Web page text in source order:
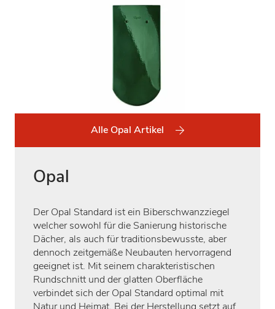
Alle Opal Artikel
Opal
Der Opal Standard ist ein Biberschwanzziegel
welcher sowohl für die Sanierung historische
Dächer, als auch für traditionsbewusste, aber
dennoch zeitgemäße Neubauten hervorragend
geeignet ist. Mit seinem charakteristischen
Rundschnitt und der glatten Oberfläche
verbindet sich der Opal Standard optimal mit